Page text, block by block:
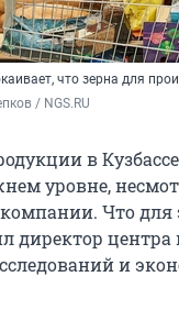
что зерна для
/ NGS.RU
в
уровне,
Что для
директор
и